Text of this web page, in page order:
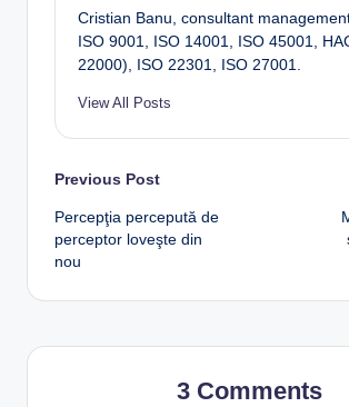
Cristian Banu, consultant
ISO 9001, ISO 14001, ISO 45001,
22000), ISO 22301, ISO 27001.
View All Posts
Post
navigation
Previous Post
Percepţia percepută de
perceptor loveşte din
nou
3 Comments